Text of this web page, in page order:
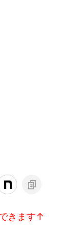
きます↑